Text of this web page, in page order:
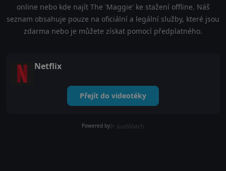
online nebo kde najít The 'Maggie' ke stažení offline. Náš
seznam obsahuje pouze na oficiální a legální služby, které jsou
zdarma nebo je můžete získat pomocí předplatného.
Netflix
Přejít do videotéky
Powered by